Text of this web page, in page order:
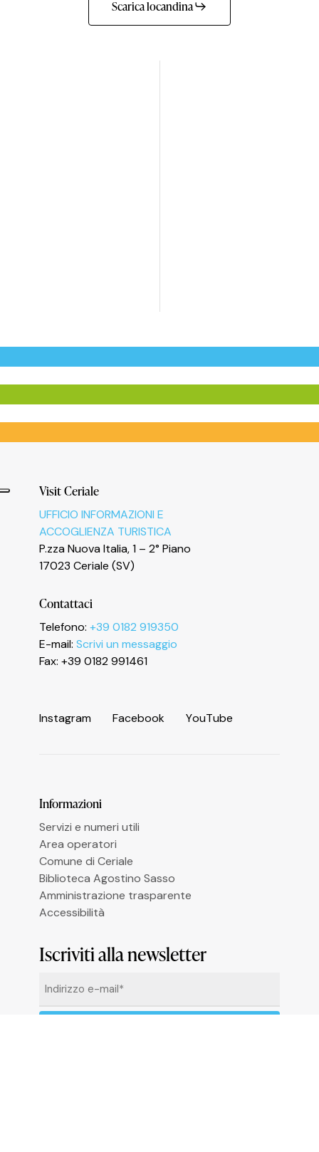
Scarica locandina
Visit Ceriale
UFFICIO INFORMAZIONI E
ACCOGLIENZA TURISTICA
P.zza Nuova Italia, 1 – 2° Piano
17023 Ceriale (SV)
Contattaci
Telefono: +39 0182 919350
E-mail: Scrivi un messaggio
Fax: +39 0182 991461
Instagram Facebook YouTube
Informazioni
Servizi e numeri utili
Area operatori
Comune di Ceriale
Biblioteca Agostino Sasso
Amministrazione trasparente
Accessibilità
Iscriviti alla newsletter